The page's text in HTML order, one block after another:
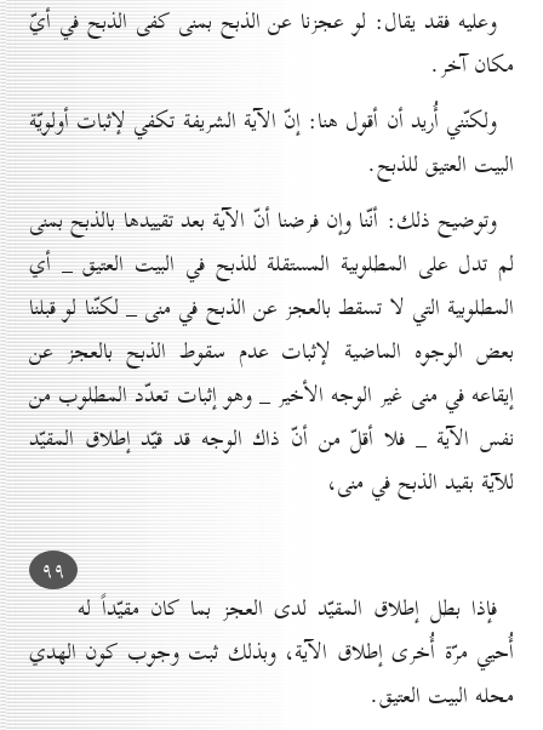
وعليه فقد يقال: لو عجزنا عن الذبح بمنى كفى الذبح في أيّ
مكان آخر.
ولكنّني أُريد أن أقول هنا: إنّ الآية الشريفة تكفي لإثبات أولويّة
البيت العتيق للذبح.
وتوضيح ذلك: أنّنا وإن فرضنا أنّ الآية بعد تقييدها بالذبح بمنى
لم تدل على المطلوبية المستقلة للذبح في البيت العتيق _ أي
المطلوبية التي لا تسقط بالعجز عن الذبح في منى _ لكنّنا لو قبلنا
بعض الوجوه الماضية لإثبات عدم سقوط الذبح بالعجز عن
إيقاعه في منى غير الوجه الأخير _ وهو إثبات تعدّد المطلوب من
نفس الآية _ فلا أقلّ من أنّ ذاك الوجه قد قيّد إطلاق المقيّد
للآية بقيد الذبح في منى،
۹۹
فإذا بطل إطلاق المقيّد لدى العجز بما كان مقيّداً له
أُحيي مرّة أُخرى إطلاق الآية، وبذلك ثبت وجوب كون الهدي
محله البيت العتيق.